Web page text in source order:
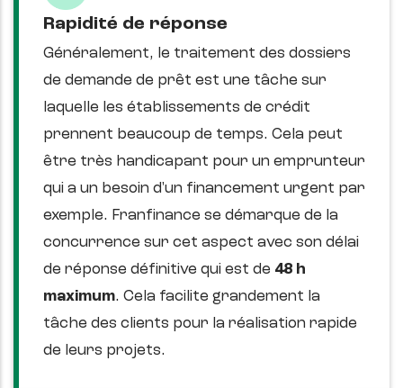
Rapidité de réponse
Généralement, le traitement des dossiers
de demande de prêt est une tâche sur
laquelle les établissements de crédit
prennent beaucoup de temps. Cela peut
être très handicapant pour un emprunteur
qui a un besoin d'un financement urgent par
exemple. Franfinance se démarque de la
concurrence sur cet aspect avec son délai
de réponse définitive qui est de 48 h
maximum. Cela facilite grandement la
tâche des clients pour la réalisation rapide
de leurs projets.